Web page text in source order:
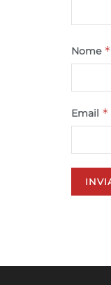
Nome *
Email *